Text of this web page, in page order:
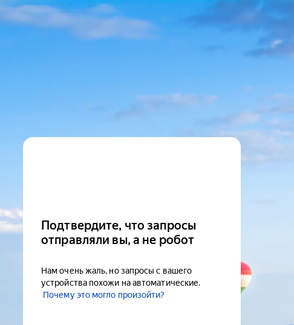
Подтвердите, что запросы
отправляли вы, а не робот
Нам очень жаль, но запросы с вашего
устройства похожи на автоматические.
Почему это могло произойти?